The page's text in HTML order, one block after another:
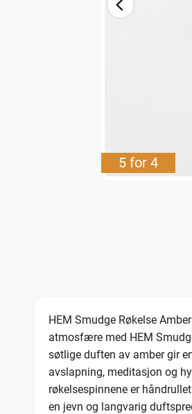
5 for 4
HEM Smudge Røkelse
atmosfære med HEM
søtlige duften av amber gir
avslapning, meditasjon og
røkelsespinnene er
en jevn og langvarig